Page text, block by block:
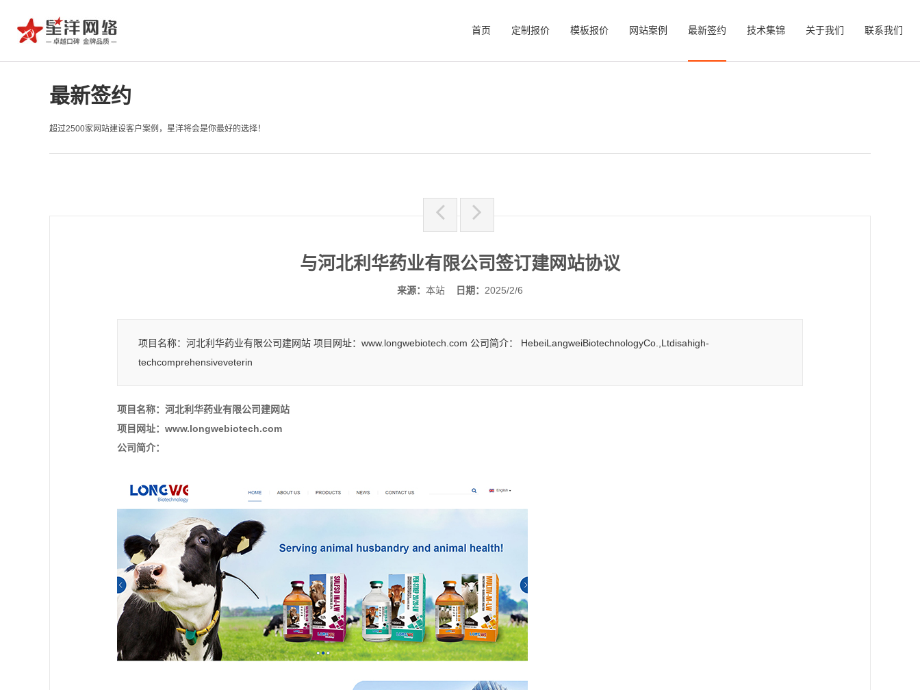
首页 定制报价 模板报价 网站案例 最新签约 技术集锦 关于我们 联系我们
最新签约
超过2500家网站建设客户案例，星洋将会是你最好的选择！
与河北利华药业有限公司签订建网站协议
来源： 本站 日期： 2025/2/6
项目名称：河北利华药业有限公司建网站 项目网址：www.longwebiotech.com 公司简介： HebeiLangweiBiotechnologyCo.,Ltdisahigh-
techcomprehensiveveterin
项目名称：河北利华药业有限公司建网站
项目网址：www.longwebiotech.com
公司简介：